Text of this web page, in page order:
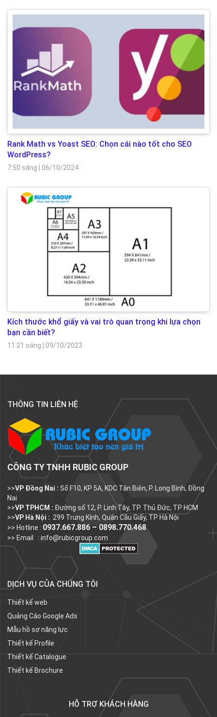
Rank Math vs Yoast SEO: Chọn cái nào tốt cho SEO
WordPress?
7:50 sáng 06/10/2024
Kích thước khổ giấy và vai trò quan trọng khi lựa chọn
bạn cần biết?
11:21 sáng 09/10/2023
THÔNG TIN LIÊN HỆ
CÔNG TY TNHH RUBIC GROUP
>>VP Đồng Nai : Số F10, KP 5A, KDC Tân Biên, P. Long Bình, Đồng
Nai
>>VP TPHCM : Đường số 12, P. Linh Tây, TP. Thủ Đức, TP HCM
>>VP Hà Nội : 299 Trung Kính, Quận Cầu Giấy, TP Hà Nội
>> Hotline : 0937.667.886 – 0898.770.468
>> Email : info@rubicgroup.com
DỊCH VỤ CỦA CHÚNG TÔI
Thiết kế web
Quảng Cáo Google Ads
Mẫu hồ sơ năng lực
Thiết kế Profile
Thiết kế Catalogue
Thiết kế Brochure
HỖ TRỢ KHÁCH HÀNG